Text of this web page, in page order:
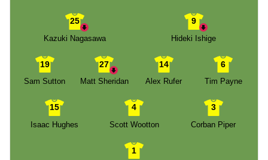
25
Kazuki Nagasawa
9
Hideki Ishige
19
Sam Sutton
27
Matt Sheridan
14
Alex Rufer
6
Tim Payne
15
Isaac Hughes
4
Scott Wootton
3
Corban Piper
1